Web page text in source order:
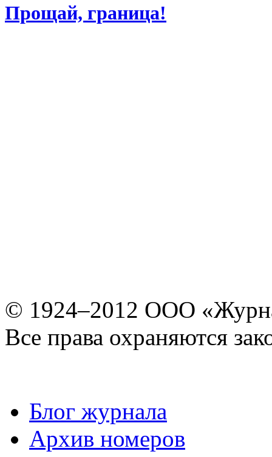
Прощай, граница!
© 1924–2012 ООО
Все права охраняются
Блог журнала
Архив номеров